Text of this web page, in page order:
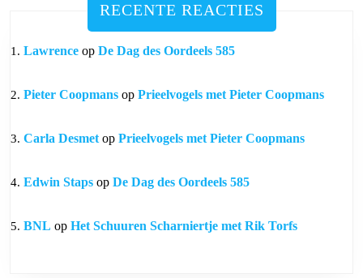
RECENTE REACTIES
Lawrence op De Dag des Oordeels 585
Pieter Coopmans op Prieelvogels met Pieter Coopmans
Carla Desmet op Prieelvogels met Pieter Coopmans
Edwin Staps op De Dag des Oordeels 585
BNL op Het Schuuren Scharniertje met Rik Torfs